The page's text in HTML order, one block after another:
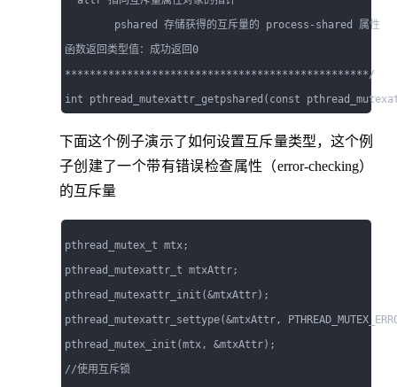
pshared 存储获得的互斥量的 process-shared 属性
函数返回类型值：成功返回0
*************************************************/
下面这个例子演示了如何设置互斥量类型，这个例
子创建了一个带有错误检查属性（error-checking）
的互斥量
pthread_mutex_t mtx;
pthread_mutexattr_t mtxAttr;
pthread_mutexattr_init(&mtxAttr);
pthread_mutexattr_settype(&mtxAttr,
pthread_mutex_init(mtx, &mtxAttr);
//使用互斥锁